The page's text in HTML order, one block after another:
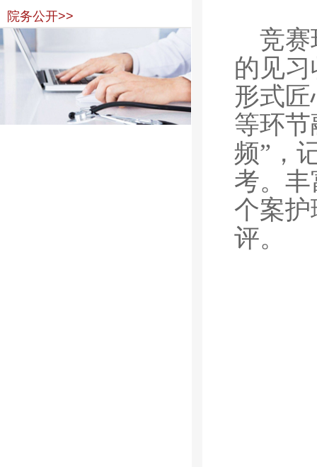
院务公开>>
竞赛
的见
形式
等环节
频”，
考。
个案
评。